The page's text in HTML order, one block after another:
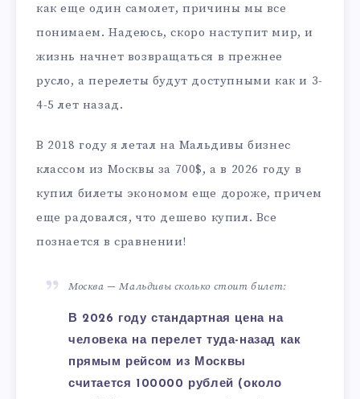
как еще один самолет, причины мы все
понимаем. Надеюсь, скоро наступит мир, и
жизнь начнет возвращаться в прежнее
русло, а перелеты будут доступными как и 3-
4-5 лет назад.
В 2018 году я летал на Мальдивы бизнес
классом из Москвы за 700$, а в 2026 году в
купил билеты экономом еще дороже, причем
еще радовался, что дешево купил. Все
познается в сравнении!
Москва — Мальдивы сколько стоит билет:
В 2026 году стандартная цена на
человека на перелет туда-назад как
прямым рейсом из Москвы
считается 100000 рублей (около